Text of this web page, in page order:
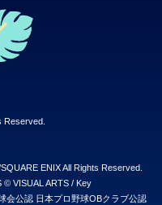
Reserved.
ENIX All Rights Reserved.
© VISUAL ARTS / Key
会公認 日本プロ野球OBクラブ公認